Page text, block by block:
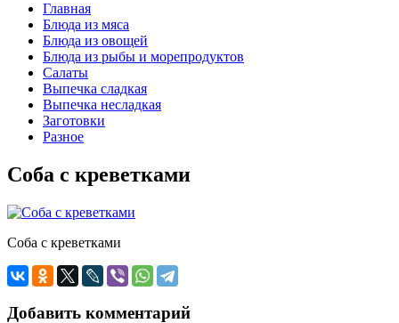
Главная
Блюда из мяса
Блюда из овощей
Блюда из рыбы и морепродуктов
Салаты
Выпечка сладкая
Выпечка несладкая
Заготовки
Разное
Соба с креветками
Соба с креветками
Добавить комментарий